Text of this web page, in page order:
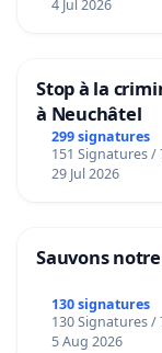
4 Jul 2026
Stop à la
à Neuchâtel
299 signatures
151 Signatures /
29 Jul 2026
Sauvons
130 signatures
130 Signatures /
5 Aug 2026